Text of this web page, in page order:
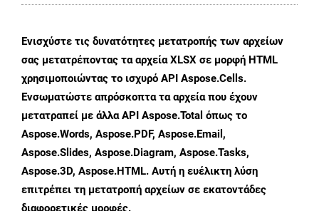
Ενισχύστε τις δυνατότητες μετατροπής των αρχείων
σας μετατρέποντας τα αρχεία XLSX σε μορφή HTML
χρησιμοποιώντας το ισχυρό API Aspose.Cells.
Ενσωματώστε απρόσκοπτα τα αρχεία που έχουν
μετατραπεί με άλλα API Aspose.Total όπως το
Aspose.Words, Aspose.PDF, Aspose.Email,
Aspose.Slides, Aspose.Diagram, Aspose.Tasks,
Aspose.3D, Aspose.HTML. Αυτή η ευέλικτη λύση
επιτρέπει τη μετατροπή αρχείων σε εκατοντάδες
διαφορετικές μορφές.